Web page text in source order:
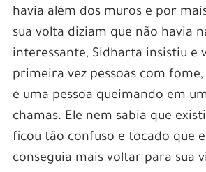
havia além dos muros e por
sua volta diziam que não havia
interessante, Sidharta insistiu e
primeira vez pessoas com fome,
e uma pessoa queimando em
chamas. Ele nem sabia que
ficou tão confuso e tocado que
conseguia mais voltar para sua